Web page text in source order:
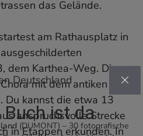
das Gelände.
am Rathausplatz in
dem Karthea-Weg. Dieser
mit dem antiken Ort
Du kannst die etwa 13
anspruchsvolle Strecke
in Etappen erkunden. In
ist da
(DUMONT) – 30 fotografische